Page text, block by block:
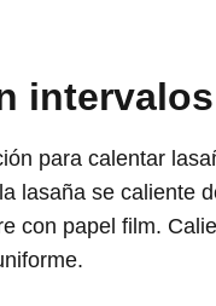
intervalos
para calentar
lasaña se caliente
con papel film.